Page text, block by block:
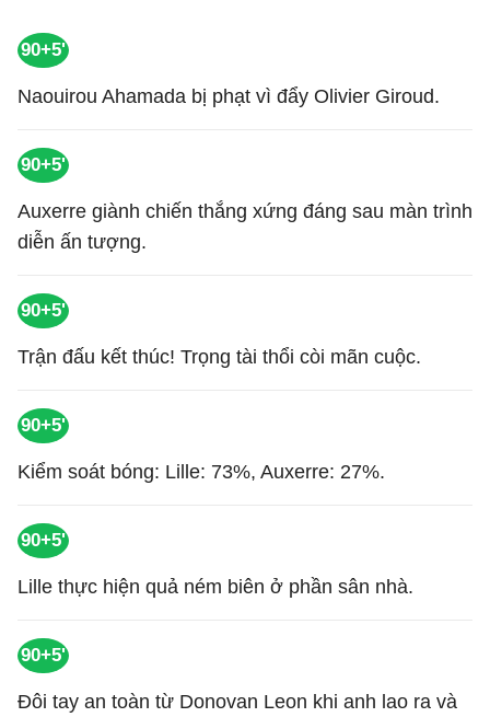
90+5'
Naouirou Ahamada bị phạt vì đẩy Olivier Giroud.
90+5'
Auxerre giành chiến thắng xứng đáng sau màn trình
diễn ấn tượng.
90+5'
Trận đấu kết thúc! Trọng tài thổi còi mãn cuộc.
90+5'
Kiểm soát bóng: Lille: 73%, Auxerre: 27%.
90+5'
Lille thực hiện quả ném biên ở phần sân nhà.
90+5'
Đôi tay an toàn từ Donovan Leon khi anh lao ra và